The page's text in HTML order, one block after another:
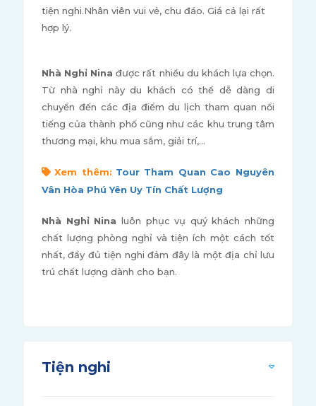
tiện nghi.Nhân viên vui vẻ, chu đáo. Giá cả lại rất
hợp lý.
Nhà Nghỉ Nina được rất nhiều du khách lựa chọn.
Từ nhà nghỉ này du khách có thể dễ dàng di
chuyển đến các địa điểm du lịch tham quan nổi
tiếng của thành phố cũng như các khu trung tâm
thương mại, khu mua sắm, giải trí,…
Xem thêm: Tour Tham Quan Cao Nguyên
Vân Hòa Phú Yên Uy Tín Chất Lượng
Nhà Nghỉ Nina luôn phục vụ quý khách những
chất lượng phòng nghỉ và tiện ích một cách tốt
nhất, đầy đủ tiện nghi đảm đây là một địa chỉ lưu
trú chất lượng dành cho bạn.
Tiện nghi